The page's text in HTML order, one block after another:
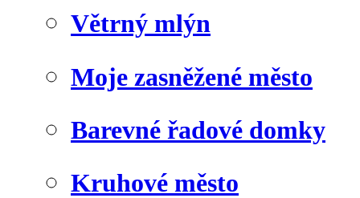
Větrný mlýn
Moje zasněžené město
Barevné řadové domky
Kruhové město